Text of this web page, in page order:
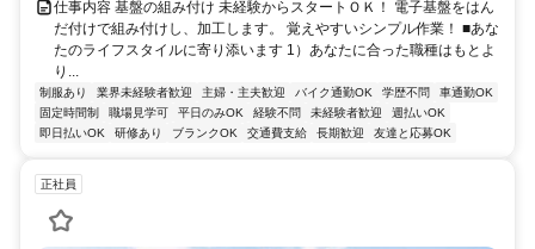
仕事内容 基盤の組み付け 未経験からスタートＯＫ！ 電子基盤をはん
だ付けで組み付けし、加工します。 覚えやすいシンプル作業！ ■あな
たのライフスタイルに寄り添います 1）あなたに合った職種はもとよ
り...
制服あり 業界未経験者歓迎 主婦・主夫歓迎 バイク通勤OK 学歴不問
車通勤OK
固定時間制
職場見学可 平日のみOK 経験不問 未経験者歓迎
週払いOK
即日払いOK
研修あり ブランクOK 交通費支給 長期歓迎 友達と応募OK
正社員